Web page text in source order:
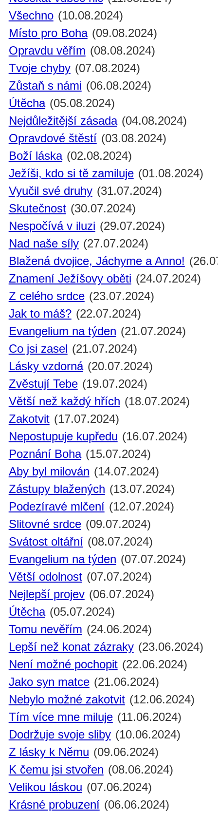
Všechno (10.08.2024)
Místo pro Boha (09.08.2024)
Opravdu věřím (08.08.2024)
Tvoje chyby (07.08.2024)
Zůstaň s námi (06.08.2024)
Útěcha (05.08.2024)
Nejdůležitější zásada (04.08.2024)
Opravdové štěstí (03.08.2024)
Boží láska (02.08.2024)
Ježíši, kdo si tě zamiluje (01.08.2024)
Vyučil své druhy (31.07.2024)
Skutečnost (30.07.2024)
Nespočívá v iluzi (29.07.2024)
Nad naše síly (27.07.2024)
Blažená dvojice, Jáchyme a Anno!
Znamení Ježíšovy oběti (24.07.2024)
Z celého srdce (23.07.2024)
Jak to máš? (22.07.2024)
Evangelium na týden (21.07.2024)
Co jsi zasel (21.07.2024)
Lásky vzdorná (20.07.2024)
Zvěstují Tebe (19.07.2024)
Větší než každý hřích (18.07.2024)
Zakotvit (17.07.2024)
Nepostupuje kupředu (16.07.2024)
Poznání Boha (15.07.2024)
Aby byl milován (14.07.2024)
Zástupy blažených (13.07.2024)
Podezíravé mlčení (12.07.2024)
Slitovné srdce (09.07.2024)
Svátost oltářní (08.07.2024)
Evangelium na týden (07.07.2024)
Větší odolnost (07.07.2024)
Nejlepší projev (06.07.2024)
Útěcha (05.07.2024)
Tomu nevěřím (24.06.2024)
Lepší než konat zázraky (23.06.2024)
Není možné pochopit (22.06.2024)
Jako syn matce (21.06.2024)
Nebylo možné zakotvit (12.06.2024)
Tím více mne miluje (11.06.2024)
Dodržuje svoje sliby (10.06.2024)
Z lásky k Němu (09.06.2024)
K čemu jsi stvořen (08.06.2024)
Velikou láskou (07.06.2024)
Krásné probuzení (06.06.2024)